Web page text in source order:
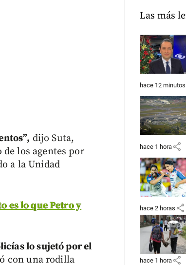
dijo Suta,
los agentes por
a la Unidad
es lo que Petro y
lo sujetó por el
con una rodilla
Las más
hace 12 minutos
hace 1 hora share
hace 2 horas share
hace 1 hora share